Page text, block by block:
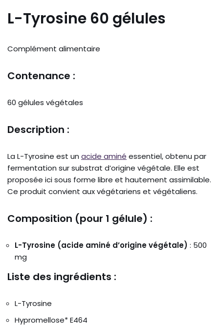
L-Tyrosine 60 gélules
Complément alimentaire
Contenance :
60 gélules végétales
Description :
La L-Tyrosine est un acide aminé essentiel, obtenu par
fermentation sur substrat d’origine végétale. Elle est
proposée ici sous forme libre et hautement assimilable.
Ce produit convient aux végétariens et végétaliens.
Composition (pour 1 gélule) :
L-Tyrosine (acide aminé d’origine végétale) : 500
mg
Liste des ingrédients :
L-Tyrosine
Hypromellose* E464